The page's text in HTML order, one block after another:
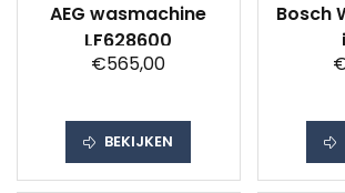
AEG wasmachine
LF628600
€565,00
BEKIJKEN
Bosch